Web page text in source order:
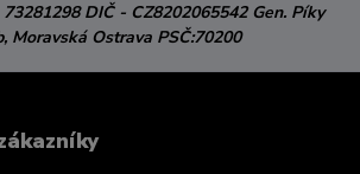
73281298DIČ - CZ8202065542 Gen. Píky
Moravská Ostrava PSČ:70200